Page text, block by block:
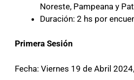
Noreste, Pampeana y
Duración: 2 hs por
Primera Sesión
Fecha: Viernes 19 de Abril